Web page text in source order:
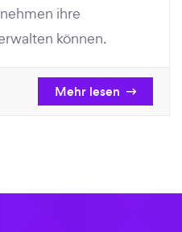
ihre
können.
Mehr lesen